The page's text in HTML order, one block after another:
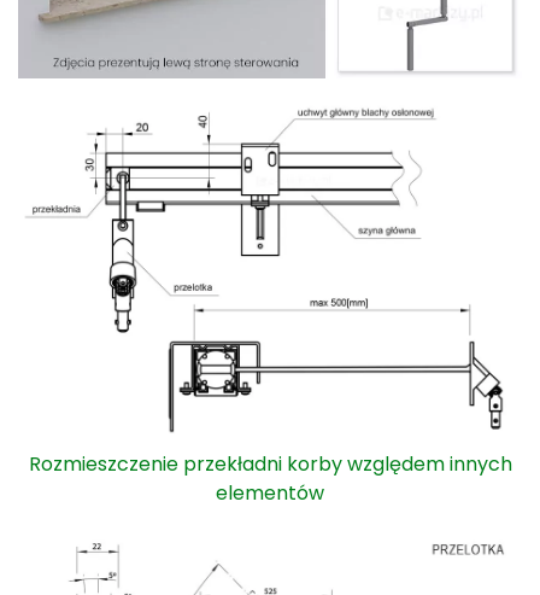
Rozmieszczenie przekładni korby względem innych
elementów